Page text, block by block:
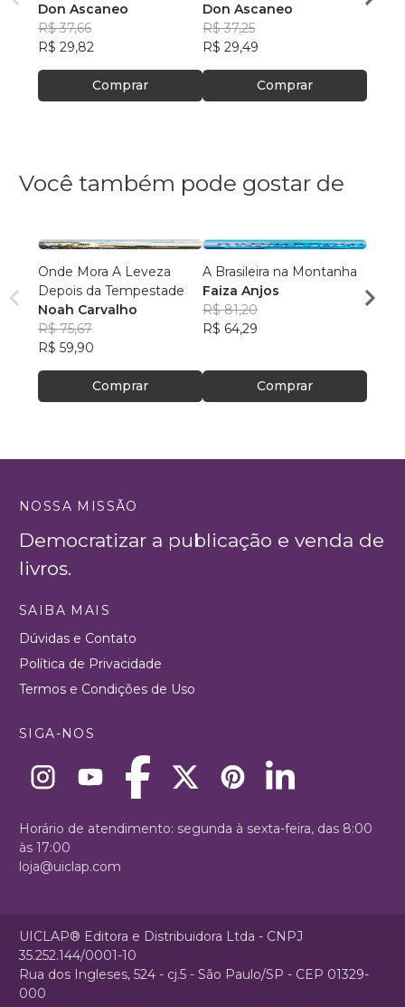
Don Ascaneo
R$ 37,66
R$ 29,82
Comprar
Definitiva
Don Ascaneo
R$ 37,25
R$ 29,49
Comprar
Don
Você também pode gostar de
Onde Mora A Leveza
Depois da Tempestade
Noah Carvalho
R$ 75,67
R$ 59,90
Comprar
A Brasileira na Montanha
Faiza Anjos
R$ 81,20
R$ 64,29
Comprar
R$
NOSSA MISSÃO
Democratizar a publicação e venda de
livros.
SAIBA MAIS
Dúvidas e Contato
Política de Privacidade
Termos e Condições de Uso
SIGA-NOS
Horário de atendimento: segunda à sexta-feira, das 8:00
às 17:00
loja@uiclap.com
UICLAP® Editora e Distribuidora Ltda - CNPJ
35.252.144/0001-10
Rua dos Ingleses, 524 - cj.5 - São Paulo/SP - CEP 01329-
000